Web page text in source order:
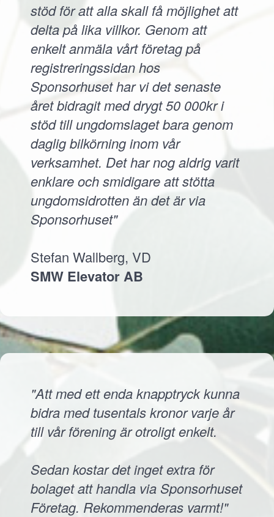
stöd för att alla skall få möjlighet att
delta på lika villkor. Genom att
enkelt anmäla vårt företag på
registreringssidan hos
Sponsorhuset har vi det senaste
året bidragit med drygt 50 000kr i
stöd till ungdomslaget bara genom
daglig bilkörning inom vår
verksamhet. Det har nog aldrig varit
enklare och smidigare att stötta
ungdomsidrotten än det är via
Sponsorhuset"
Stefan Wallberg, VD
SMW Elevator AB
"Att med ett enda knapptryck kunna
bidra med tusentals kronor varje år
till vår förening är otroligt enkelt.
Sedan kostar det inget extra för
bolaget att handla via Sponsorhuset
Företag. Rekommenderas varmt!"